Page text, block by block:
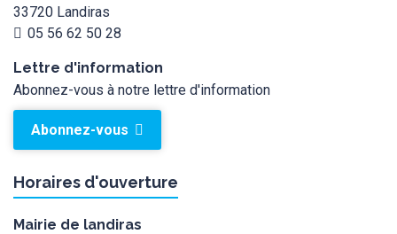
33720 Landiras
05 56 62 50 28
Lettre d'information
Abonnez-vous à notre lettre d'information
Abonnez-vous
Horaires d'ouverture
Mairie de landiras